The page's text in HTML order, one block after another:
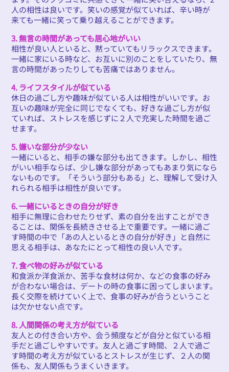
人の相性は良いです。笑いの感覚が似ていれば、辛い時が
来ても一緒に笑って乗り越えることができます。
3. 無言の時間があっても居心地がいい
相性が良い人といると、黙っていてもリラックスできます。
一緒に家にいる時など、お互いに別のことをしていたり、無
言の時間があったりしても苦痛ではありません。
4. ライフスタイルが似ている
休日の過ごし方や趣味が似ている人は相性がいいです。お
互いの趣味が完全に同じでなくても、好きな過ごし方が似
ていれば、ストレスを感じずに２人で充実した時間を過ご
せます。
5. 嫌いな部分が少ない
一緒にいると、相手の嫌な部分も出てきます。しかし、相性
がいい相手ならば、少し嫌な部分があってもあまり気になら
ないものです。「そういう部分もある」と、理解して受け入
れられる相手は相性が良いです。
6. 一緒にいるときの自分が好き
相手に無理に合わせたりせず、素の自分を出すことができ
ることは、関係を長続きさせる上で重要です。一緒に過ご
す時間の中で「あの人といるときの自分が好き」と自然に
思える相手は、あなたにとって相性の良い人です。
7. 食べ物の好みが似ている
和食派か洋食派か、苦手な食材は何か、などの食事の好み
が合わない場合は、デートの時の食事に困ってしまいます。
長く交際を続けていく上で、食事の好みが合うということ
は欠かせない点です。
8. 人間関係の考え方が似ている
友人との付き合い方や、会う頻度などが自分と似ている相
手だと過ごしやすいです。友人と過ごす時間、２人で過ご
す時間の考え方が似ているとストレスが生じず、２人の関
係も、友人関係もうまくいきます。